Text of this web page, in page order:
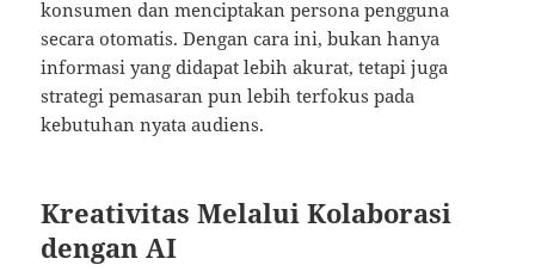
konsumen dan menciptakan persona pengguna
secara otomatis. Dengan cara ini, bukan hanya
informasi yang didapat lebih akurat, tetapi juga
strategi pemasaran pun lebih terfokus pada
kebutuhan nyata audiens.
Kreativitas Melalui Kolaborasi
dengan AI